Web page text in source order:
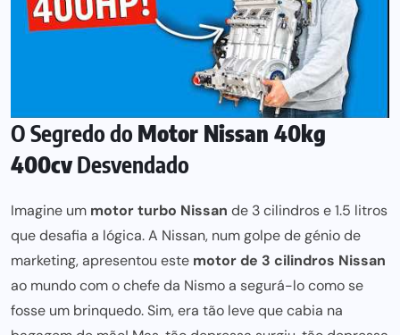
O Segredo do Motor Nissan 40kg
400cvDesvendado
Imagine um motor turbo Nissan de 3 cilindros e 1.5 litros
que desafia a lógica. A Nissan, num golpe de génio de
marketing, apresentou este motor de 3 cilindros Nissan
ao mundo com o chefe da Nismoa segurá-lo como se
fosse um brinquedo. Sim, era tão leve que cabia na